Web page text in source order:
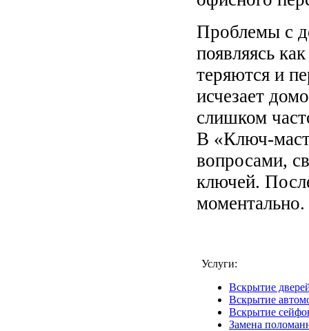
Проблемы с
появляясь
теряются и
исчезает
слишком
В «Ключ-
вопросами,
ключей.
моментально.
Услуги:
Вскрытие
Вскрытие
Вскрытие
Замена